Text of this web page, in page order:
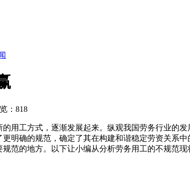
：818
用工方式，逐渐发展起来。纵观我国劳务行业的
明确的规范，确定了其在构建和谐稳定劳资关系
范的地方。以下让小编从分析劳务用工的不规范现